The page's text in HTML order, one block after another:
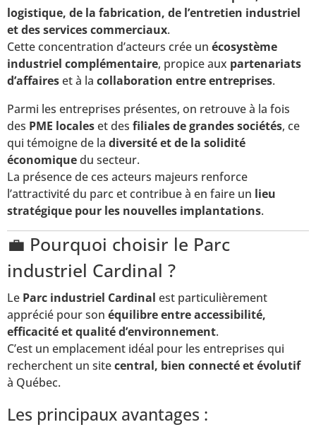
logistique, de la fabrication, de l’entretien industriel
et des services commerciaux.
Cette concentration d’acteurs crée un écosystème
industriel complémentaire, propice aux partenariats
d’affaireset à la collaboration entre entreprises.
Parmi les entreprises présentes, on retrouve à la fois
des PME localeset des filiales de grandes sociétés, ce
qui témoigne de la diversité et de la solidité
économiquedu secteur.
La présence de ces acteurs majeurs renforce
l’attractivité du parc et contribue à en faire un lieu
stratégique pour les nouvelles implantations.
💼 Pourquoi choisir le Parc
industriel Cardinal ?
Le Parc industriel Cardinal est particulièrement
apprécié pour son équilibre entre accessibilité,
efficacité et qualité d’environnement.
C’est un emplacement idéal pour les entreprises qui
recherchent un sitecentral, bien connecté et évolutif
à Québec.
Les principaux avantages :